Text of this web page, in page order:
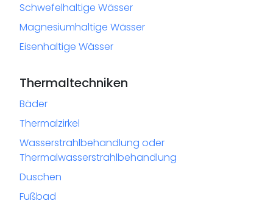
Schwefelhaltige Wässer
Magnesiumhaltige Wässer
Eisenhaltige Wässer
Thermaltechniken
Bäder
Thermalzirkel
Wasserstrahlbehandlung oder
Thermalwasserstrahlbehandlung
Duschen
Fußbad